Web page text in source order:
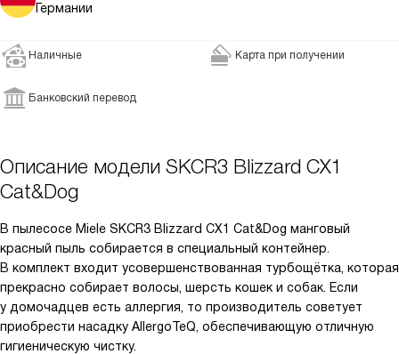
Германии
Наличные Карта при получении
Банковский перевод
Описание модели SKCR3 Blizzard CX1
Cat&Dog
В пылесосе Miele SKCR3 Blizzard CX1 Cat&Dog манговый
красный пыль собирается в специальный контейнер.
В комплект входит усовершенствованная турбощётка, которая
прекрасно собирает волосы, шерсть кошек и собак. Если
у домочадцев есть аллергия, то производитель советует
приобрести насадку AllergoTeQ, обеспечивающую отличную
гигиеническую чистку.